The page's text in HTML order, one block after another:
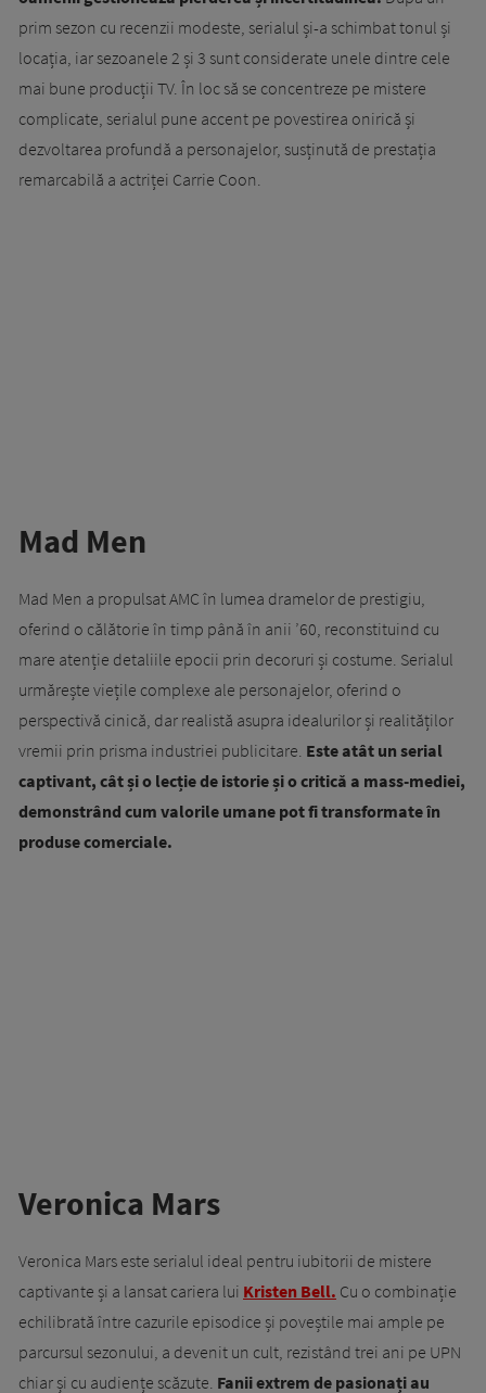
prim sezon cu recenzii modeste, serialul și-a schimbat tonul și
locația, iar sezoanele 2 și 3 sunt considerate unele dintre cele
mai bune producții TV. În loc să se concentreze pe mistere
complicate, serialul pune accent pe povestirea onirică și
dezvoltarea profundă a personajelor, susținută de prestația
remarcabilă a actriței Carrie Coon.
Mad Men
Mad Men a propulsat AMC în lumea dramelor de prestigiu,
oferind o călătorie în timp până în anii ’60, reconstituind cu
mare atenție detaliile epocii prin decoruri și costume. Serialul
urmărește viețile complexe ale personajelor, oferind o
perspectivă cinică, dar realistă asupra idealurilor și realităților
vremii prin prisma industriei publicitare. Este atât un serial
captivant, cât și o lecție de istorie și o critică a mass-mediei,
demonstrând cum valorile umane pot fi transformate în
produse comerciale.
Veronica Mars
Veronica Mars este serialul ideal pentru iubitorii de mistere
captivante și a lansat cariera lui Kristen Bell. Cu o combinație
echilibrată între cazurile episodice și poveștile mai ample pe
parcursul sezonului, a devenit un cult, rezistând trei ani pe UPN
chiar și cu audiențe scăzute. Fanii extrem de pasionați au